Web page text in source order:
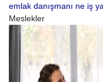
emlak danışmanı ne iş
Meslekler